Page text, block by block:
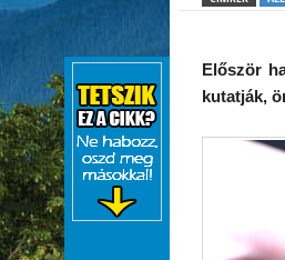
Először
kutatják,